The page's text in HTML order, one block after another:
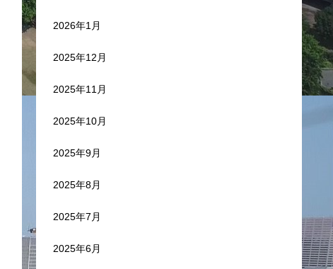
2026年1月
2025年12月
2025年11月
2025年10月
2025年9月
2025年8月
2025年7月
2025年6月